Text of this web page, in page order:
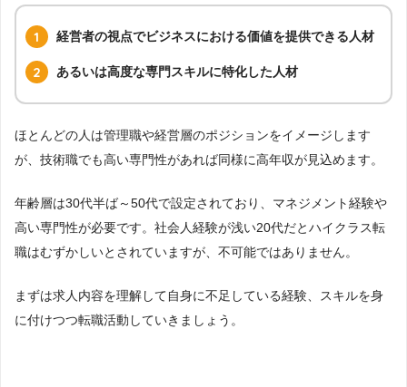
経営者の視点でビジネスにおける価値を提供できる人材
あるいは高度な専門スキルに特化した人材
ほとんどの人は管理職や経営層のポジションをイメージします
が、技術職でも高い専門性があれば同様に高年収が見込めます。
年齢層は30代半ば～50代で設定されており、マネジメント経験や
高い専門性が必要です。社会人経験が浅い20代だとハイクラス転
職はむずかしいとされていますが、不可能ではありません。
まずは求人内容を理解して自身に不足している経験、スキルを身
に付けつつ転職活動していきましょう。